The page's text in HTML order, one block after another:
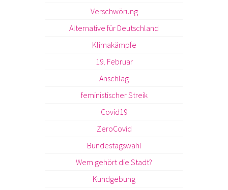
Verschwörung
Alternative für Deutschland
Klimakämpfe
19. Februar
Anschlag
feministischer Streik
Covid19
ZeroCovid
Bundestagswahl
Wem gehört die Stadt?
Kundgebung